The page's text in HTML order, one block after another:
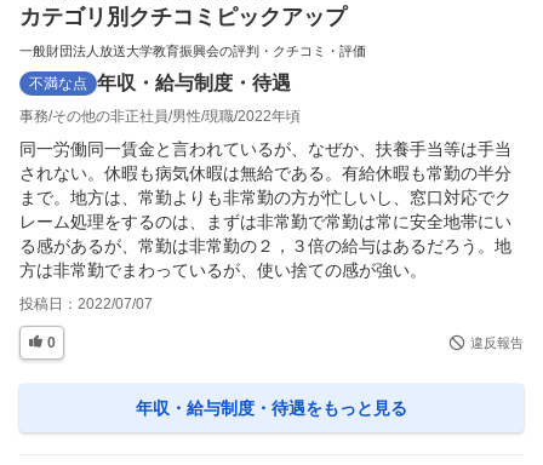
カテゴリ別クチコミピックアップ
一般財団法人放送大学教育振興会の評判・クチコミ・評価
不満な点 年収・給与制度・待遇
事務 その他の非正社員 男性 現職 2022年頃
同一労働同一賃金と言われているが、なぜか、扶養手当等は手当
されない。休暇も病気休暇は無給である。有給休暇も常勤の半分
まで。地方は、常勤よりも非常勤の方が忙しいし、窓口対応でク
レーム処理をするのは、まずは非常勤で常勤は常に安全地帯にい
る感があるが、常勤は非常勤の２，３倍の給与はあるだろう。地
方は非常勤でまわっているが、使い捨ての感が強い。
投稿日： 2022/07/07
0 違反報告
年収・給与制度・待遇をもっと見る